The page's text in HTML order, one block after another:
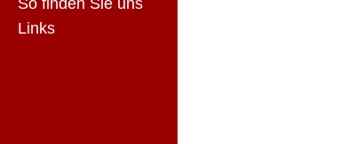
So finden Sie uns
Links